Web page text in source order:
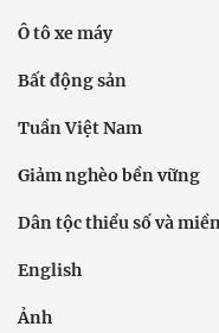
Ô tô xe máy
Bất động sản
Tuần Việt Nam
Giảm nghèo bền vững
Dân tộc thiểu số và
English
Ảnh